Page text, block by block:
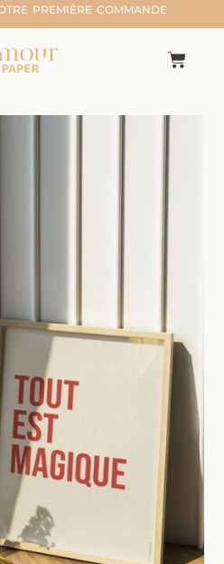
PREMIÈRE COMMANDE